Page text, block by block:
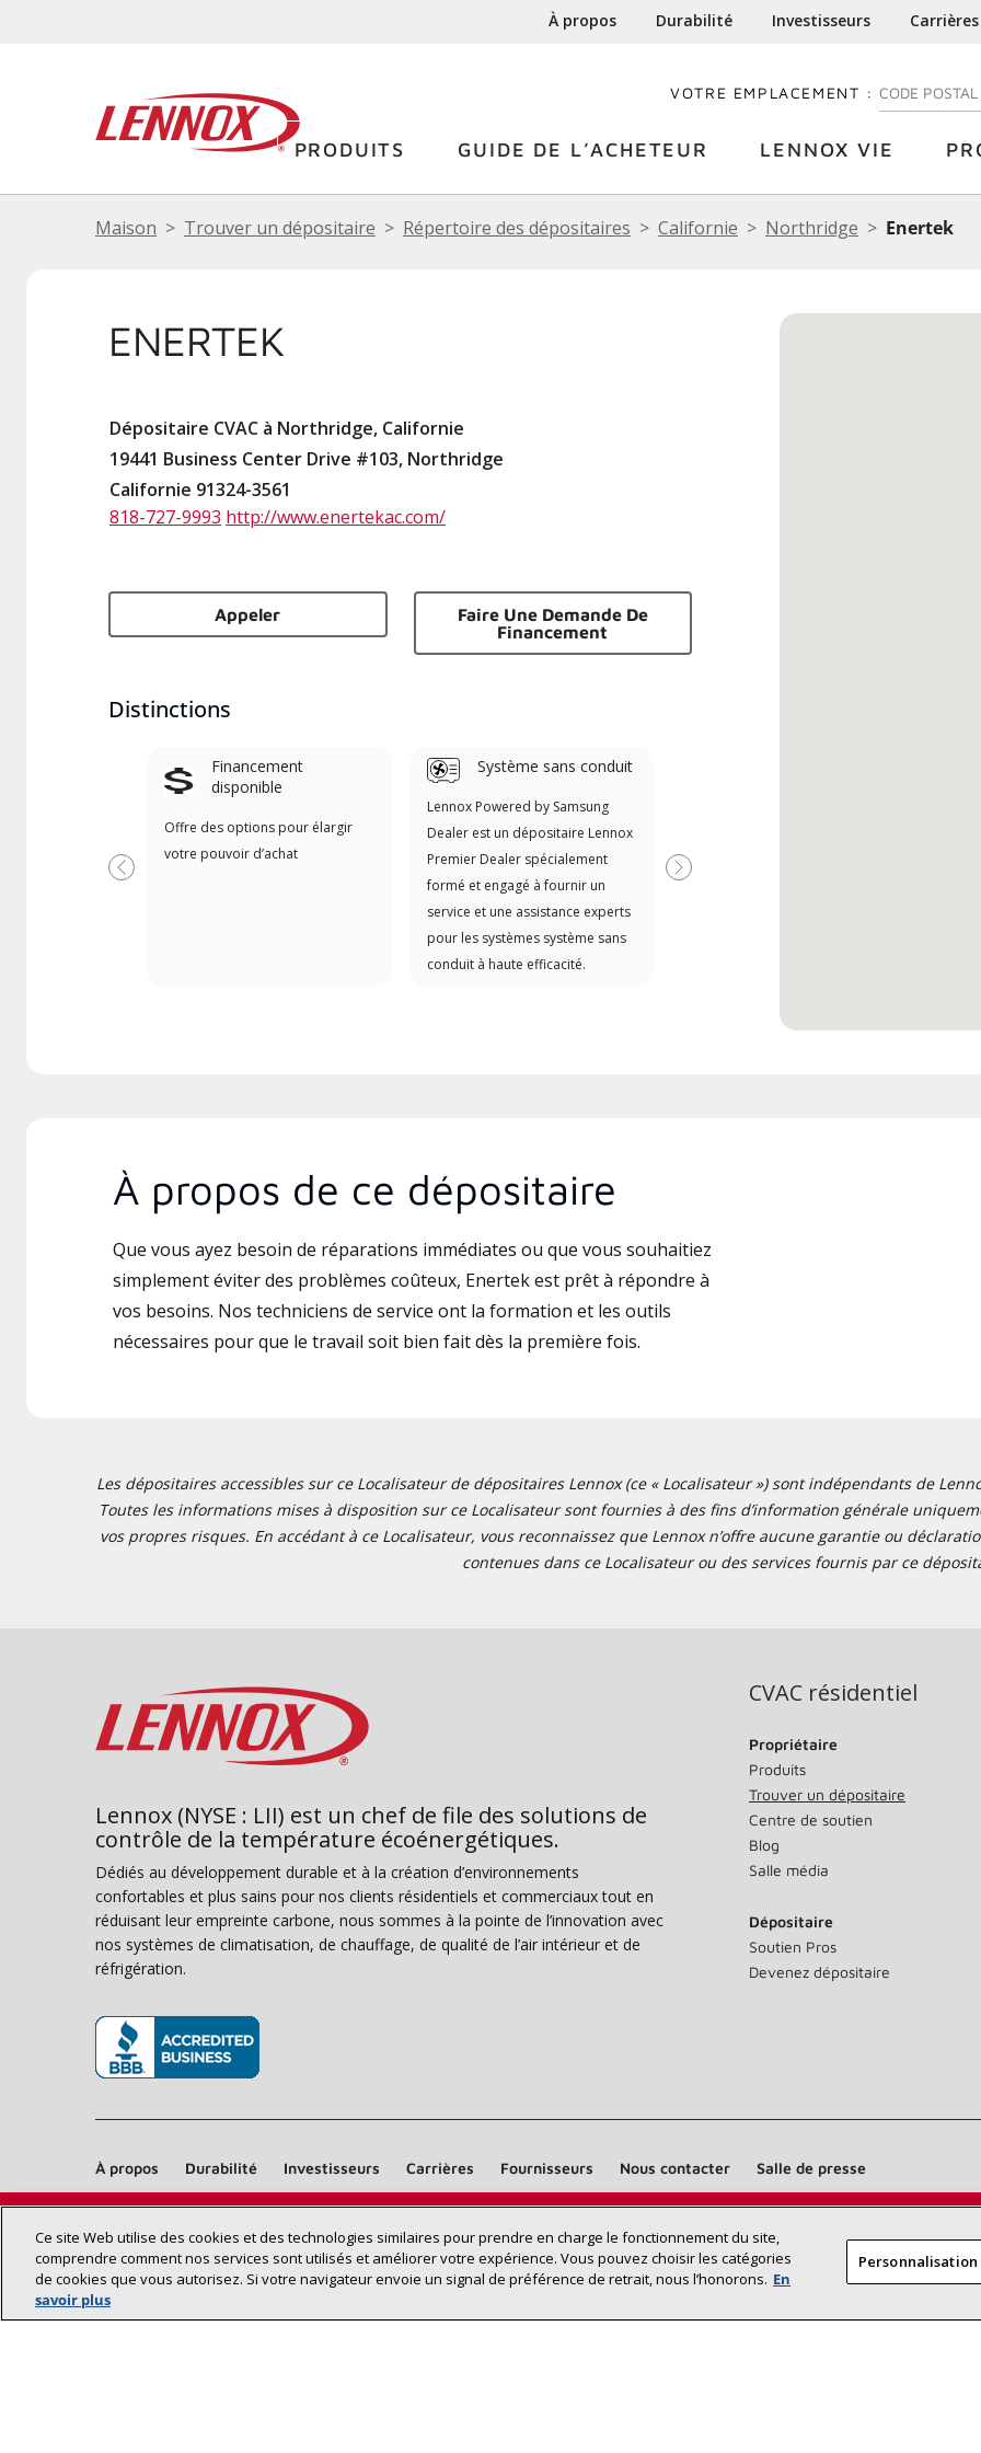
À propos Durabilité Investisseurs Carrières
VOTRE EMPLACEMENT : ENTREZ
PRODUITS GUIDE DE L’ACHETEUR LENNOX VIE
Maison Trouver un dépositaire Répertoire des dépositaires Californie Northridge Enertek
ENERTEK
Dépositaire CVAC à Northridge, Californie
19441 Business Center Drive #103, Northridge
Californie 91324-3561
818-727-9993 http://www.enertekac.com/
Appeler
Faire Une Demande De
Financement
Distinctions
Financement
disponible
Offre des options pour élargir
votre pouvoir d’achat
Système sans conduit
Lennox Powered by Samsung
Dealer est un dépositaire Lennox
Premier Dealer spécialement
formé et engagé à fournir un
service et une assistance experts
pour les systèmes système sans
conduit à haute efficacité.
Précédent Suivant
À propos de ce dépositaire
Que vous ayez besoin de réparations immédiates ou que vous souhaitiez
simplement éviter des problèmes coûteux, Enertek est prêt à répondre à
vos besoins. Nos techniciens de service ont la formation et les outils
nécessaires pour que le travail soit bien fait dès la première fois.
Les dépositaires accessibles sur ce Localisateur de dépositaires Lennox (ce « Localisateur ») sont indépendants de
Toutes les informations mises à disposition sur ce Localisateur sont fournies à des fins d’information générale
vos propres risques. En accédant à ce Localisateur, vous reconnaissez que Lennox n’offre aucune garantie ou
contenues dans ce Localisateur ou des services fournis par ce
Trouvez un dépositaire Lennox près
de chez vous
Lennox (NYSE : LII) est un chef de file des solutions de
contrôle de la température écoénergétiques.
Dédiés au développement durable et à la création d’environnements
confortables et plus sains pour nos clients résidentiels et commerciaux tout en
réduisant leur empreinte carbone, nous sommes à la pointe de l’innovation avec
nos systèmes de climatisation, de chauffage, de qualité de l’air intérieur et de
réfrigération.
CVAC résidentiel
Propriétaire
Produits
Trouver un dépositaire
Centre de soutien
Blog
Salle média
Dépositaire
Soutien Pros
Devenez dépositaire
À propos Durabilité Investisseurs Carrières Fournisseurs Nous contacter Salle de presse
Ce site Web utilise des cookies et des technologies similaires pour prendre en charge le fonctionnement du site,
comprendre comment nos services sont utilisés et améliorer votre expérience. Vous pouvez choisir les catégories
de cookies que vous autorisez. Si votre navigateur envoie un signal de préférence de retrait, nous l’honorons. En
savoir plus